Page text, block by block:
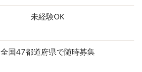
未経験OK
全国47都道府県で随時募集